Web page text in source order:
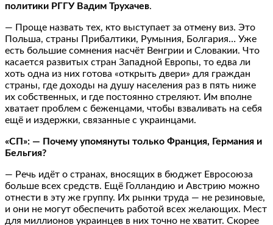
политики РГГУ Вадим Трухачев.
— Проще назвать тех, кто выступает за отмену виз. Это
Польша, страны Прибалтики, Румыния, Болгария… Уже
есть большие сомнения насчёт Венгрии и Словакии. Что
касается развитых стран Западной Европы, то едва ли
хоть одна из них готова «открыть двери» для граждан
страны, где доходы на душу населения раз в пять ниже
их собственных, и где постоянно стреляют. Им вполне
хватает проблем с беженцами, чтобы взваливать на себя
ещё и издержки, связанные с украинцами.
«СП»: — Почему упомянуты только Франция, Германия и
Бельгия?
— Речь идёт о странах, вносящих в бюджет Евросоюза
больше всех средств. Ещё Голландию и Австрию можно
отнести в эту же группу. Их рынки труда — не резиновые,
и они не могут обеспечить работой всех желающих. Мест
для миллионов украинцев в них точно не хватит. Скорее